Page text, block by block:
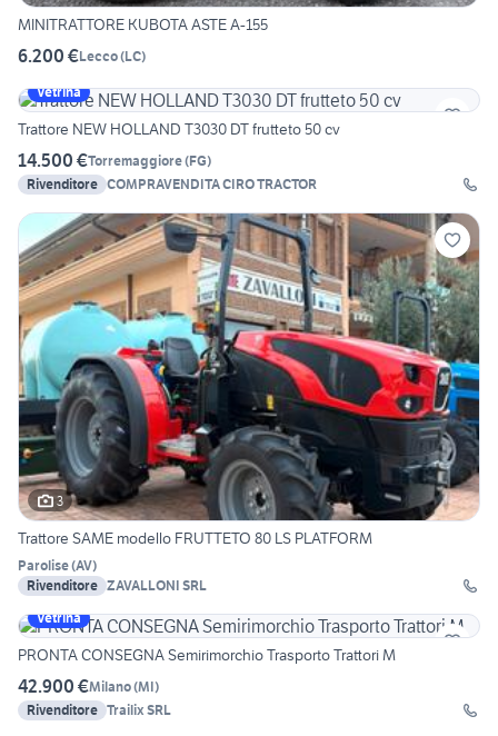
MINITRATTORE KUBOTA ASTE A-155
6.200 €Lecco(LC)
Vetrina
Trattore NEW HOLLAND T3030 DT frutteto 50 cv
14.500 €Torremaggiore(FG)
Rivenditore COMPRAVENDITA CIRO TRACTOR
3
Trattore SAME modello FRUTTETO 80 LS PLATFORM
Parolise(AV)
Rivenditore ZAVALLONI SRL
Vetrina
PRONTA CONSEGNA Semirimorchio Trasporto Trattori M
42.900 €Milano(MI)
Rivenditore Trailix SRL